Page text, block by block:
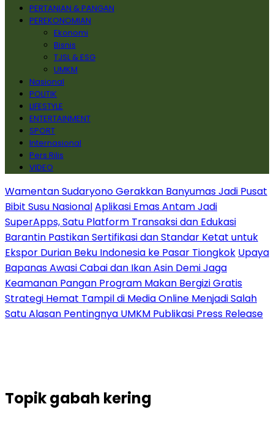
PERTANIAN & PANGAN
PEREKONOMIAN
Ekonomi
Bisnis
TJSL & ESG
UMKM
Nasional
POLITIK
LIFESTYLE
ENTERTAINMENT
SPORT
Internasional
Pers Rilis
VIDEO
Wamentan Sudaryono Gerakkan Banyumas Jadi Pusat
Bibit Susu NasionalAplikasi Emas Antam Jadi
SuperApps, Satu Platform Transaksi dan Edukasi
Barantin Pastikan Sertifikasi dan Standar Ketat untuk
Ekspor Durian Beku Indonesia ke Pasar Tiongkok Upaya
Bapanas Awasi Cabai dan Ikan Asin Demi Jaga
Keamanan Pangan Program Makan Bergizi Gratis
Strategi Hemat Tampil di Media Online Menjadi Salah
Satu Alasan Pentingnya UMKM Publikasi Press Release
Topikgabah kering